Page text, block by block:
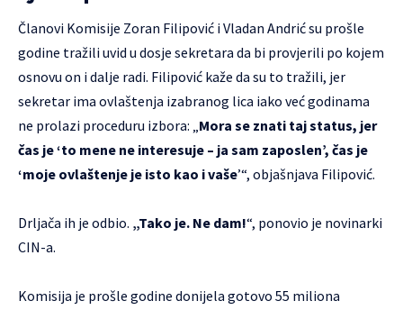
Članovi Komisije Zoran Filipović i Vladan Andrić su prošle
godine tražili uvid u dosje sekretara da bi provjerili po kojem
osnovu on i dalje radi. Filipović kaže da su to tražili, jer
sekretar ima ovlaštenja izabranog lica iako već godinama
ne prolazi proceduru izbora: „Mora se znati taj status, jer
čas je ‘to mene ne interesuje – ja sam zaposlen’, čas je
‘moje ovlaštenje je isto kao i vaše’“, objašnjava Filipović.
Drljača ih je odbio. „Tako je. Ne dam!“, ponovio je novinarki
CIN-a.
Komisija je prošle godine donijela gotovo 55 miliona